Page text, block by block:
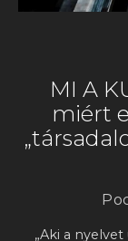
MI A
miért
„Aki a nyelvet